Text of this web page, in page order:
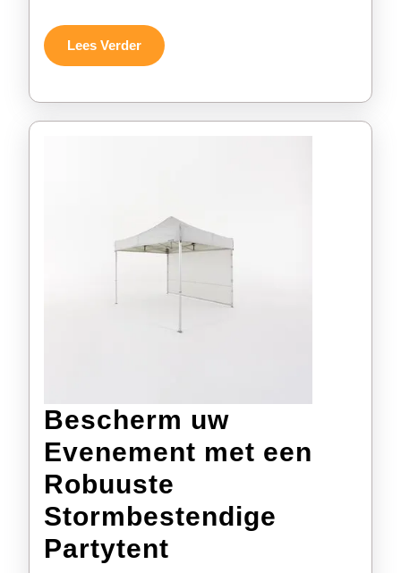
al
Lees VerderLees
Verder
Bescherm uw
Evenement met een
Robuuste
Stormbestendige
Partytent